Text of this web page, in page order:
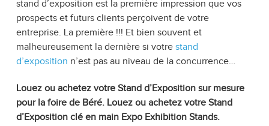
stand d’exposition est la première impression que vos
prospects et futurs clients perçoivent de votre
entreprise. La première !!! Et bien souvent et
malheureusement la dernière si votre stand
d’exposition n’est pas au niveau de la concurrence…
Louez ou achetez votre Stand d’Exposition sur mesure
pour la foire de Béré. Louez ou achetez votre Stand
d’Exposition clé en main Expo Exhibition Stands.